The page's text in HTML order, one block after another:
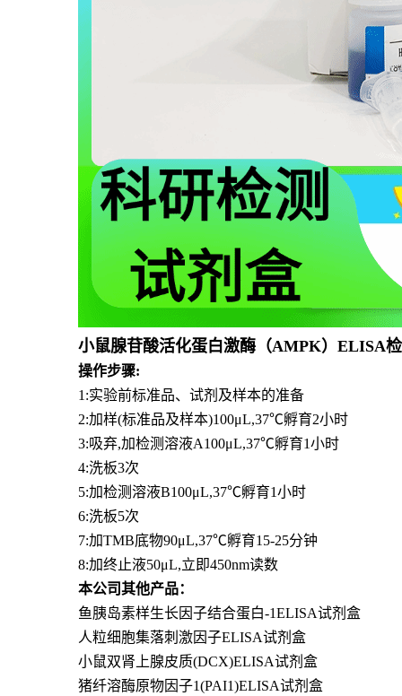
小鼠腺苷酸活化蛋白激酶（AMPK）ELISA
操作步骤:
1:实验前标准品、试剂及样本的准备
2:加样(标准品及样本)100μL,37℃孵育2小时
3:吸弃,加检测溶液A100μL,37℃孵育1小时
4:洗板3次
5:加检测溶液B100μL,37℃孵育1小时
6:洗板5次
7:加TMB底物90μL,37℃孵育15-25分钟
8:加终止液50μL,立即450nm读数
本公司其他产品：
鱼胰岛素样生长因子结合蛋白-1ELISA试剂盒
人粒细胞集落刺激因子ELISA试剂盒
小鼠双肾上腺皮质(DCX)ELISA试剂盒
猪纤溶酶原物因子1(PAI1)ELISA试剂盒